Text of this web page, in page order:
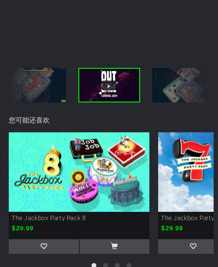
您可能还喜欢
The Jackbox Party Pack 8
$29.99
The Jackbox Party
$29.99